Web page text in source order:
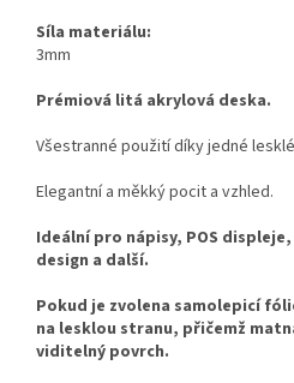
Síla materiálu:
3mm
Prémiová litá akrylová deska.
Všestranné použití díky jedné
Elegantní a měkký pocit a vzhled.
Ideální pro nápisy, POS
design a další.
Pokud je zvolena samolepicí
na lesklou stranu, přičemž
viditelný povrch.